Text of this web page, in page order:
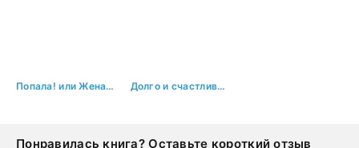
Попала! или Жена для тирана Долго и счастливо (не) про нас
Понравилась книга? Оставьте короткий отзыв